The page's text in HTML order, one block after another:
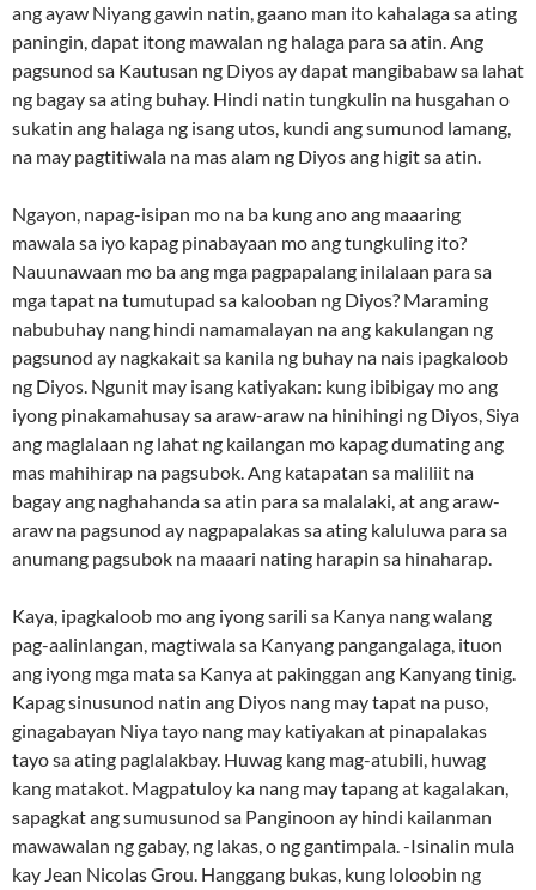
ang ayaw Niyang gawin natin, gaano man ito kahalaga sa ating
paningin, dapat itong mawalan ng halaga para sa atin. Ang
pagsunod sa Kautusan ng Diyos ay dapat mangibabaw sa lahat
ng bagay sa ating buhay. Hindi natin tungkulin na husgahan o
sukatin ang halaga ng isang utos, kundi ang sumunod lamang,
na may pagtitiwala na mas alam ng Diyos ang higit sa atin.
Ngayon, napag-isipan mo na ba kung ano ang maaaring
mawala sa iyo kapag pinabayaan mo ang tungkuling ito?
Nauunawaan mo ba ang mga pagpapalang inilalaan para sa
mga tapat na tumutupad sa kalooban ng Diyos? Maraming
nabubuhay nang hindi namamalayan na ang kakulangan ng
pagsunod ay nagkakait sa kanila ng buhay na nais ipagkaloob
ng Diyos. Ngunit may isang katiyakan: kung ibibigay mo ang
iyong pinakamahusay sa araw-araw na hinihingi ng Diyos, Siya
ang maglalaan ng lahat ng kailangan mo kapag dumating ang
mas mahihirap na pagsubok. Ang katapatan sa maliliit na
bagay ang naghahanda sa atin para sa malalaki, at ang araw-
araw na pagsunod ay nagpapalakas sa ating kaluluwa para sa
anumang pagsubok na maaari nating harapin sa hinaharap.
Kaya, ipagkaloob mo ang iyong sarili sa Kanya nang walang
pag-aalinlangan, magtiwala sa Kanyang pangangalaga, ituon
ang iyong mga mata sa Kanya at pakinggan ang Kanyang tinig.
Kapag sinusunod natin ang Diyos nang may tapat na puso,
ginagabayan Niya tayo nang may katiyakan at pinapalakas
tayo sa ating paglalakbay. Huwag kang mag-atubili, huwag
kang matakot. Magpatuloy ka nang may tapang at kagalakan,
sapagkat ang sumusunod sa Panginoon ay hindi kailanman
mawawalan ng gabay, ng lakas, o ng gantimpala. -Isinalin mula
kay Jean Nicolas Grou. Hanggang bukas, kung loloobin ng